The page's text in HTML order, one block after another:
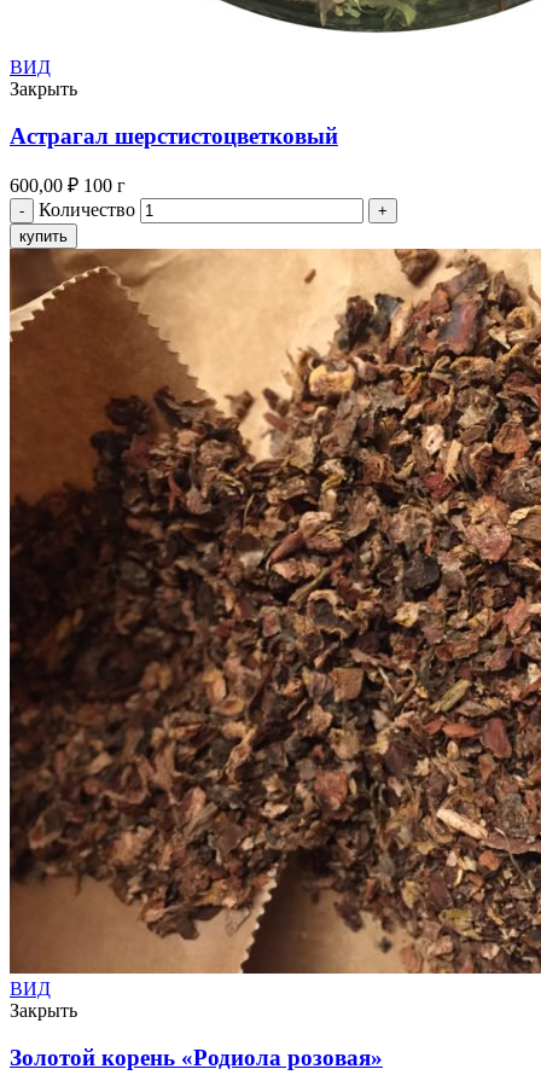
ВИД
Закрыть
Астрагал шерстистоцветковый
600,00 ₽ 100 г
Количество
купить
ВИД
Закрыть
Золотой корень «Родиола розовая»